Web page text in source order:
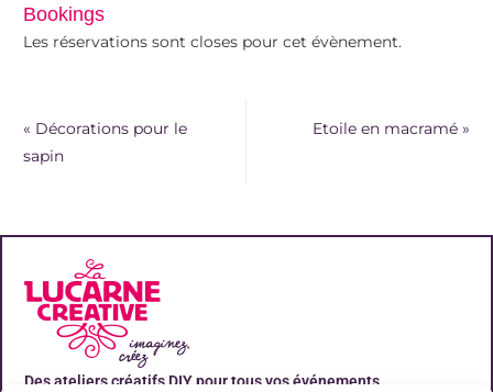
Bookings
Les réservations sont closes pour cet évènement.
« Décorations pour le
sapin
Etoile en macramé »
Des ateliers créatifs DIY pour tous vos événements